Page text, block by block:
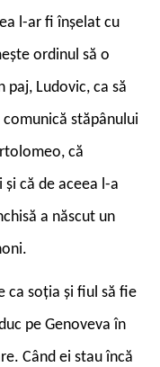
l-ar fi înșelat cu
ordinul să o
paj, Ludovic, ca să
stăpânului
că
că de aceea l-a
a născut un
ca soția și fiul să fie
pe Genoveva în
Când ei stau încă